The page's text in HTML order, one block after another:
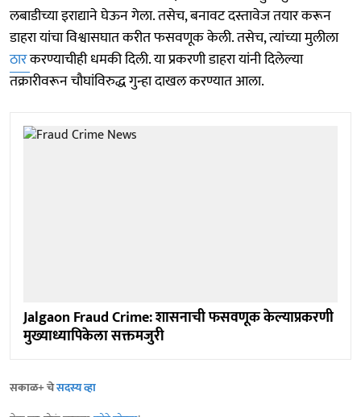
लबाडीच्या इराद्याने घेऊन गेला. तसेच, बनावट दस्तावेज तयार करून
डाहरा यांचा विश्वासघात करीत फसवणूक केली. तसेच, त्यांच्या मुलीला
ठारकरण्याचीही धमकी दिली. या प्रकरणी डाहरा यांनी दिलेल्या
तक्रारीवरून चौघांविरुद्ध गुन्हा दाखल करण्यात आला.
Jalgaon Fraud Crime: शासनाची फसवणूक केल्याप्रकरणी
मुख्याध्यापिकेला सक्तमजुरी
सकाळ+ चेसदस्य व्हा